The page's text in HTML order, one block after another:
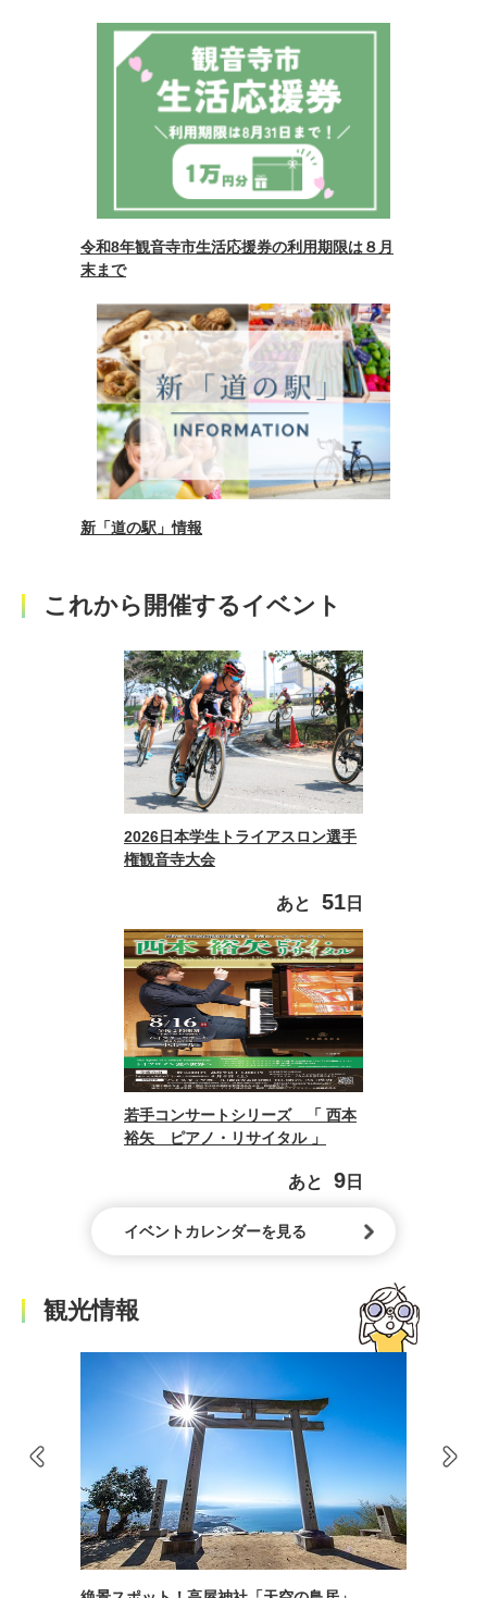
令和8年観音寺市生活応援券の利用期限は８月
末まで
新「道の駅」情報
これから開催するイベント
2026日本学生トライアスロン選手
権観音寺大会
あと 51 日
若手コンサートシリーズ 「 西本
裕矢 ピアノ・リサイタル 」
あと 9 日
イベントカレンダーを見る
観光情報